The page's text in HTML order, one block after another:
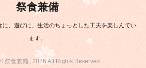
祭食兼備
に、遊びに、生活のちょっとした工夫を楽しんでい
ます。
祭食兼備 , 2026 All Rights Reserved.